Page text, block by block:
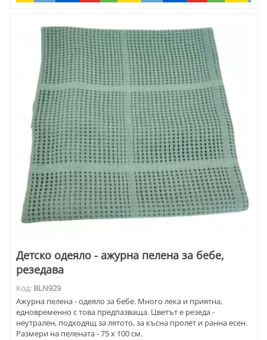
Детско одеяло - ажурна пелена за бебе,
резедава
Код: BLN929
Ажурна пелена - одеяло за бебе. Много лека и приятна,
едновременно с това предпазваща. Цветът е резеда -
неутрален, подходящ за лятото, за късна пролет и ранна есен.
Размери на пелената - 75 х 100 см.